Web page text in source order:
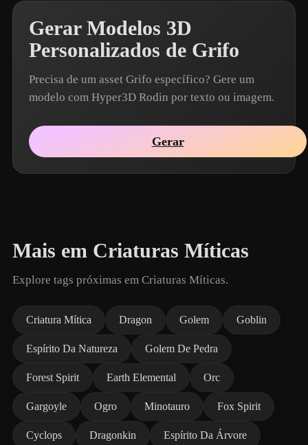
Gerar Modelos 3D
Personalizados de Grifo
Precisa de um asset Grifo específico? Gere um
modelo com Hyper3D Rodin por texto ou imagem.
Gerar
Mais em Criaturas Míticas
Explore tags próximas em Criaturas Míticas.
Criatura Mítica Dragon Golem Goblin
Espírito Da Natureza Golem De Pedra
Forest Spirit Earth Elemental Orc
Gargoyle Ogro Minotauro Fox Spirit
Cyclops Dragonkin Espírito Da Árvore